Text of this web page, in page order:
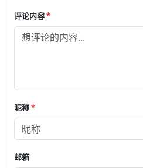
评论内容*
昵称*
邮箱